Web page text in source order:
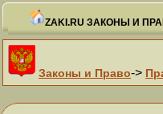
ZAKI.RU ЗАКОНЫ И
Законы и Право->